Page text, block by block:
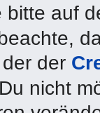
bitte auf
der
nicht